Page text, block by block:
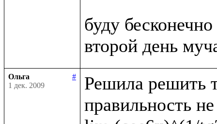
буду
Ольга
#
1 дек. 2009
Решила решить
правильность